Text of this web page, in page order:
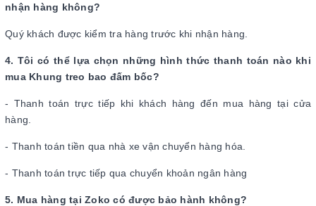
nhận hàng không?
Quý khách được kiểm tra hàng trước khi nhận hàng.
4. Tôi có thể lựa chọn những hình thức thanh toán nào khi
mua Khung treo bao đấm bốc?
- Thanh toán trực tiếp khi khách hàng đến mua hàng tại cửa
hàng.
- Thanh toán tiền qua nhà xe vận chuyển hàng hóa.
- Thanh toán trực tiếp qua chuyển khoản ngân hàng
5. Mua hàng tại Zoko có được bảo hành không?